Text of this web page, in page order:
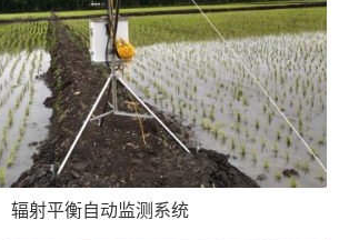
辐射平衡自动监测系统